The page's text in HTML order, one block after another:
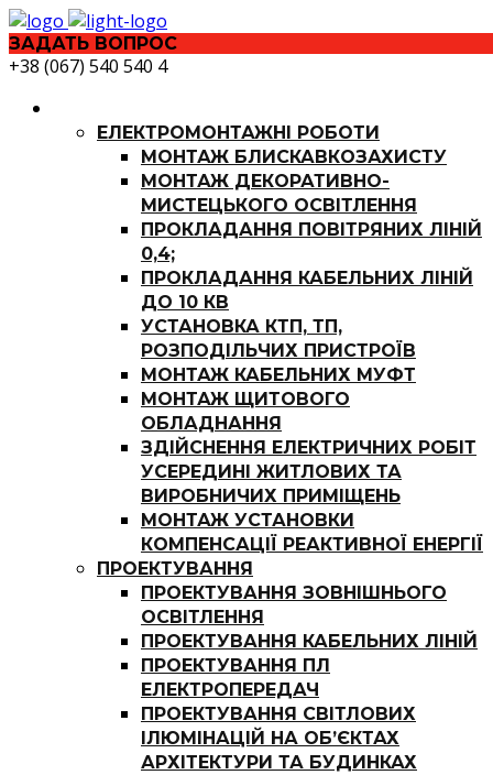
ЗАДАТЬ ВОПРОС
+38 (067) 540 540 4
ЕЛЕКТРОМОНТАЖНІ РОБОТИ
МОНТАЖ БЛИСКАВКОЗАХИСТУ
МОНТАЖ ДЕКОРАТИВНО-
МИСТЕЦЬКОГО ОСВІТЛЕННЯ
ПРОКЛАДАННЯ ПОВІТРЯНИХ ЛІНІЙ
0,4;
ПРОКЛАДАННЯ КАБЕЛЬНИХ ЛІНІЙ
ДО 10 КВ
УСТАНОВКА КТП, ТП,
РОЗПОДІЛЬЧИХ ПРИСТРОЇВ
МОНТАЖ КАБЕЛЬНИХ МУФТ
МОНТАЖ ЩИТОВОГО
ОБЛАДНАННЯ
ЗДІЙСНЕННЯ ЕЛЕКТРИЧНИХ РОБІТ
УСЕРЕДИНІ ЖИТЛОВИХ ТА
ВИРОБНИЧИХ ПРИМІЩЕНЬ
МОНТАЖ УСТАНОВКИ
КОМПЕНСАЦІЇ РЕАКТИВНОЇ ЕНЕРГІЇ
ПРОЕКТУВАННЯ
ПРОЕКТУВАННЯ ЗОВНІШНЬОГО
ОСВІТЛЕННЯ
ПРОЕКТУВАННЯ КАБЕЛЬНИХ ЛІНІЙ
ПРОЕКТУВАННЯ ПЛ
ЕЛЕКТРОПЕРЕДАЧ
ПРОЕКТУВАННЯ СВІТЛОВИХ
ІЛЮМІНАЦІЙ НА ОБ’ЄКТАХ
АРХІТЕКТУРИ ТА БУДИНКАХ